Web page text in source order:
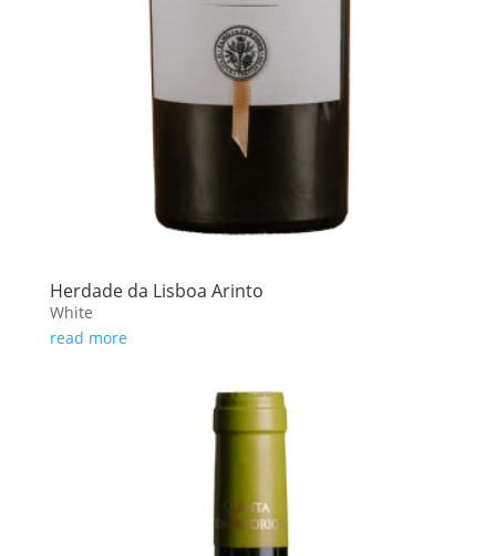
Herdade da Lisboa Arinto
White
read more